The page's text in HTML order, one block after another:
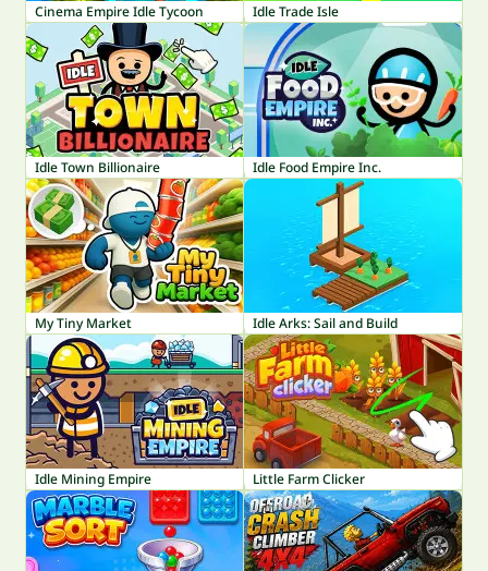
Cinema Empire Idle Tycoon Idle Trade Isle
Idle Town Billionaire Idle Food Empire Inc.
My Tiny Market Idle Arks: Sail and Build
Idle Mining Empire Little Farm Clicker